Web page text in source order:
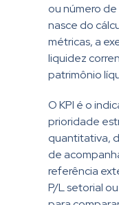
ou número
nasce do
métricas, a
liquidez
patrimônio
O KPI é o
prioridade
quantitativa,
de
referência
P/L setorial